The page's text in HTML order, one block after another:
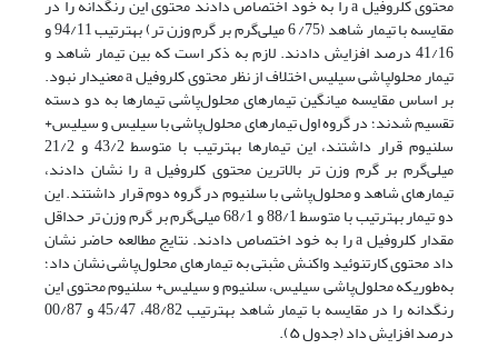
محتوی کلروفیل a را به خود اختصاص دادند محتوی این رنگدانه را در
مقایسه با تیمار شاهد (75/ 6 میلی‌گرم بر گرم وزن تر) به­ترتیب 94/11 و
41/16 درصد افزایش دادند. لازم به ذکر است که بین تیمار شاهد و
تیمار محلول­پاشی سیلیس اختلاف از نظر محتوی کلروفیل a معنی­دار نبود.
بر اساس مقایسه میانگین تیمارهای محلول‌پاشی تیمارها به دو دسته
تقسیم شدند؛ در گروه اول تیمارهای محلول‌پاشی با سیلیس و سیلیس+
سلنیوم قرار داشتند، این تیمارها به­ترتیب با متوسط 43/2 و 21/2
میلی‌گرم بر گرم وزن تر بالاترین محتوی کلروفیل a را نشان دادند،
تیمارهای شاهد و محلول‌پاشی با سلنیوم در گروه دوم قرار داشتند. این
دو تیمار به­ترتیب با متوسط 88/1 و 68/1 میلی‌گرم بر گرم وزن تر حداقل
مقدار کلروفیل a را به خود اختصاص دادند. نتایج مطالعه حاضر نشان
داد محتوی کارتنوئید واکنش مثبتی به تیمارهای محلول‌پاشی نشان داد؛
به‌طوری­که محلول‌پاشی سیلیس، سلنیوم و سیلیس+ سلنیوم محتوی این
رنگدانه را در مقایسه با تیمار شاهد به­ترتیب 48/82، 45/47 و 00/87
درصد افزایش داد (جدول ۵).